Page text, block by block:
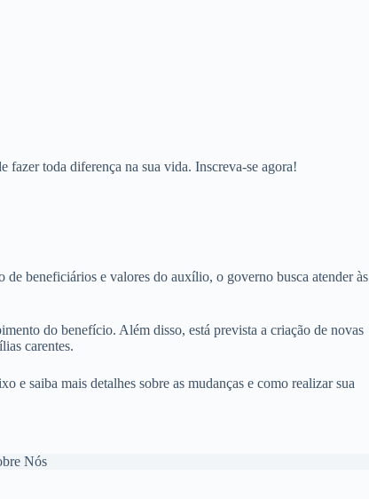
toda diferença na sua vida. Inscreva-se agora!
beneficiários e valores do auxílio, o governo busca atender às
do benefício. Além disso, está prevista a criação de novas
carentes.
saiba mais detalhes sobre as mudanças e como realizar sua
Nós